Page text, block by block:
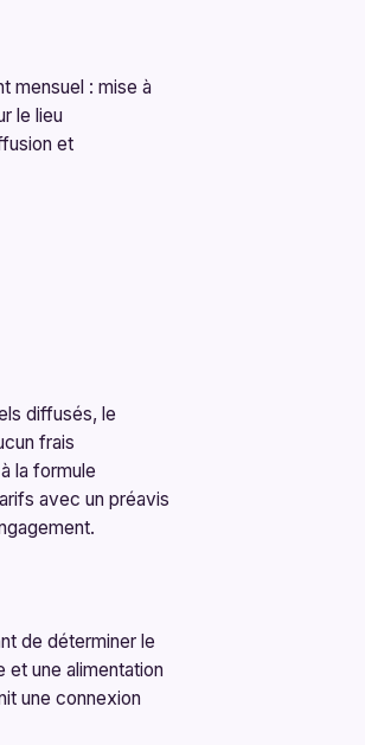
mensuel : mise à
le lieu
et
diffusés, le
frais
la formule
avec un préavis
de déterminer le
une alimentation
une connexion